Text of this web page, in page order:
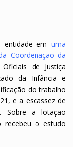
entidade em uma
Coordenação da
de Justiça
da Infância e
do trabalho
e a escassez de
Sobre a lotação
recebeu o estudo